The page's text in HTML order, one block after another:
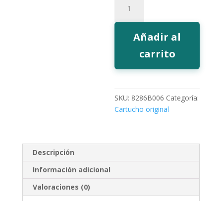
Canon
PG545XL+CL546XL
MultipackAñadir al
carrito
SKU: 8286B006 Categoría:
Cartucho original
Descripción
Información adicional
Valoraciones (0)